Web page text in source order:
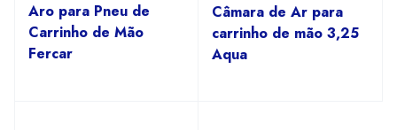
Aro para Pneu de
Carrinho de Mão
Fercar
Câmara de Ar para
carrinho de mão 3,25
Aqua